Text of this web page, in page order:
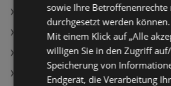
Aktuelle PENNY Flugblätter
Aktuelle Maximarkt Flugblätter
Aktuelle BILLA PLUS Flugblätter
Aktuelle MPREIS Flugblätter
sowie Ihre Betroffenenrechte
durchgesetzt werden können.
Mit einem Klick auf „Alle
willigen Sie in den Zugriff
Speicherung von
Endgerät, die Verarbeitung